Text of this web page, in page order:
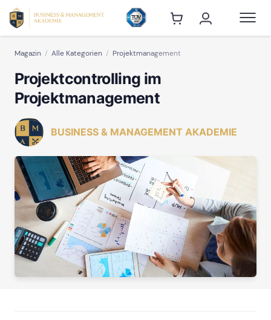
Magazin Alle Kategorien Projektmanagement
Projektcontrolling im
Projektmanagement
BUSINESS & MANAGEMENT AKADEMIE